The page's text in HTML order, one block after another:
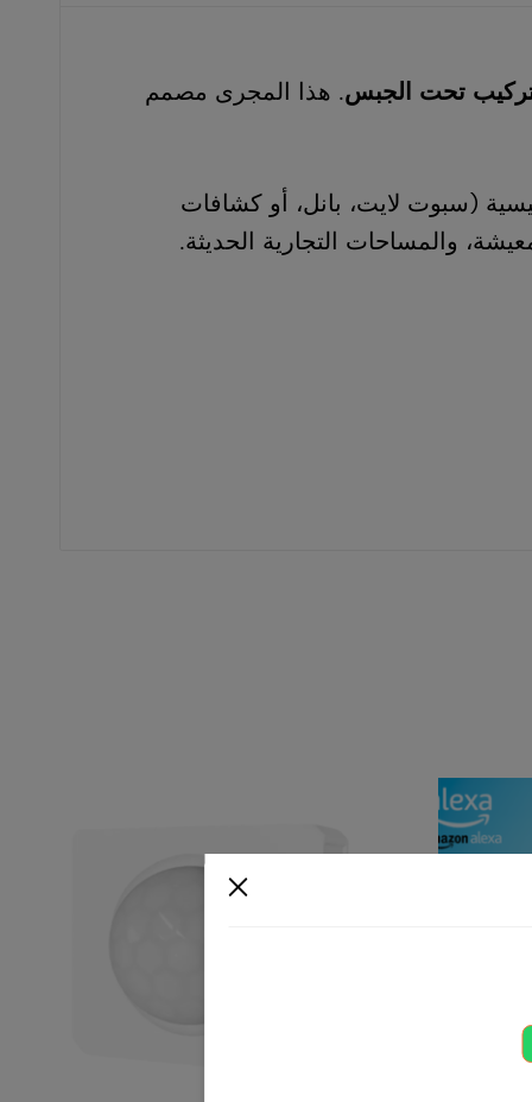
تحت الجبس. هذا المجرى مصمم
(سبوت لايت، بانل، أو كشافات
والمساحات التجارية الحديثة.